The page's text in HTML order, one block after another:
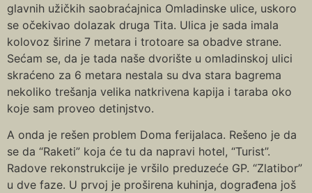
glavnih užičkih saobraćajnica Omladinske ulice, uskoro
se očekivao dolazak druga Tita. Ulica je sada imala
kolovoz širine 7 metara i trotoare sa obadve strane.
Sećam se, da je tada naše dvorište u omladinskoj ulici
skraćeno za 6 metara nestala su dva stara bagrema
nekoliko trešanja velika natkrivena kapija i taraba oko
koje sam proveo detinjstvo.
A onda je rešen problem Doma ferijalaca. Rešeno je da
se da “Raketi” koja će tu da napravi hotel, “Turist”.
Radove rekonstrukcije je vršilo preduzeće GP. “Zlatibor”
u dve faze. U prvoj je proširena kuhinja, dograđena još